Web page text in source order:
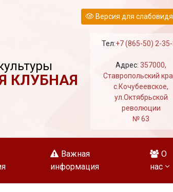
Версия для
КЛУБНАЯ
Тел:+7 (865-50) 2-
Адрес:357000,
Ставропольский
с.Кочубеевское,
ул.Октябрьской
революции
№ 63
Важная
информация
О
нас